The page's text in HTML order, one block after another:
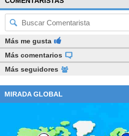
Más me gusta
Más comentarios
Más seguidores
MIRADA GLOBAL